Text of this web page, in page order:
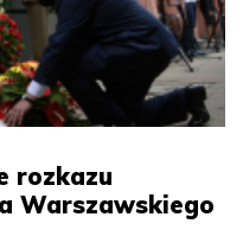
rozkazu
Warszawskiego